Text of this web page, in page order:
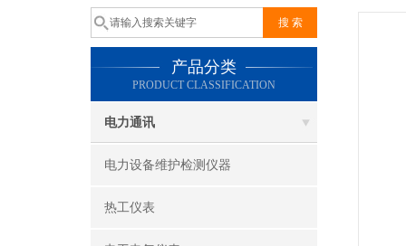
产品分类
PRODUCT CLASSIFICATION
电力通讯
电力设备维护检测仪器
热工仪表